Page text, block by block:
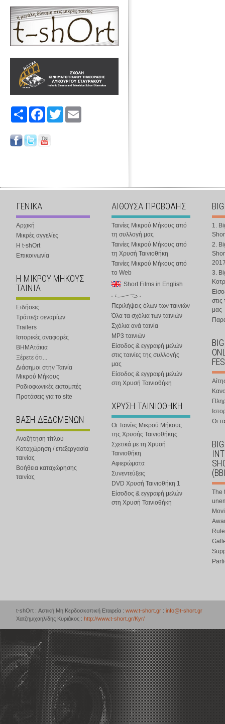
Share FacebookTwitter
ΓΕΝΙΚΑ
Αρχική
Μικρές αγγελίες
Η t-shOrt
Επικοινωνία
Η ΜΙΚΡΟΥ ΜΗΚΟΥΣ
ΤΑΙΝΙΑ
Ειδήσεις
Τράπεζα σεναρίων
Trailers
Ιστορικές αναφορές
ΒΗΜΑτάκια
Ξέρετε ότι...
Διάσημοι στην Ταινία
Μικρού Μήκους
Ραδιοφωνικές εκπομπές
Προτάσεις για το site
ΒΑΣΗ ΔΕΔΟΜΕΝΩΝ
Αναζήτηση τίτλου
Καταχώρηση / επεξεργασία
ταινίας
Βοήθεια καταχώρησης
ταινίας
ΑΙΘΟΥΣΑ ΠΡΟΒΟΛΗΣ
Ταινίες Μικρού Μήκους από
τη συλλογή μας
Ταινίες Μικρού Μήκους από
τη Χρυσή Ταινιοθήκη
Ταινίες Μικρού Μήκους από
το Web
Short Films in English
Περιλήψεις όλων των ταινιών
Όλα τα σχόλια των ταινιών
Σχόλια ανά ταινία
MP3 ταινιών
Είσοδος & εγγραφή μελών
στις ταινίες της συλλογής
μας
Είσοδος & εγγραφή μελών
στη Χρυσή Ταινιοθήκη
ΧΡΥΣΗ ΤΑΙΝΙΟΘΗΚΗ
Οι Ταινίες Μικρού Μήκους
της Χρυσής Ταινιοθήκης
Σχετικά με τη Χρυσή
Ταινιοθήκη
Αφιερώματα
Συνεντεύξεις
DVD Χρυσή Ταινιοθήκη 1
Είσοδος & εγγραφή μελών
στη Χρυσή Ταινιοθήκη
1.
2.
3.
στις
μας
Οι
The
t-shOrt : Αστική Μη Κερδοσκοπική Εταιρεία : www.t-short.gr : info@t-short.gr
Χατζημιχαηλίδης Κυριάκος : http://www.t-short.gr/Kyr/